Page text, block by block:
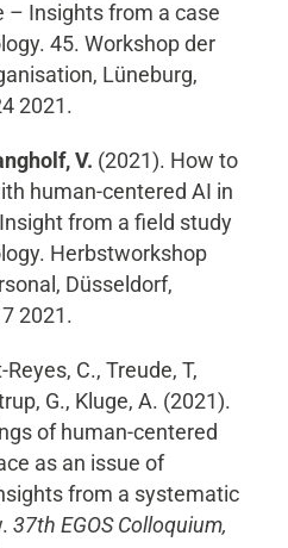
– Insights from a case
45. Workshop der
Lüneburg,
2021.
V. (2021). How to
human-centered AI in
from a field study
Herbstworkshop
Düsseldorf,
2021.
C., Treude, T,
G., Kluge, A. (2021).
of human-centered
as an issue of
from a systematic
37th EGOS Colloquium,